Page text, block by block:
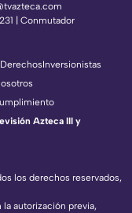
| Conmutador
los derechos reservados,
autorización previa,
DerechosInversionistas
Azteca III y